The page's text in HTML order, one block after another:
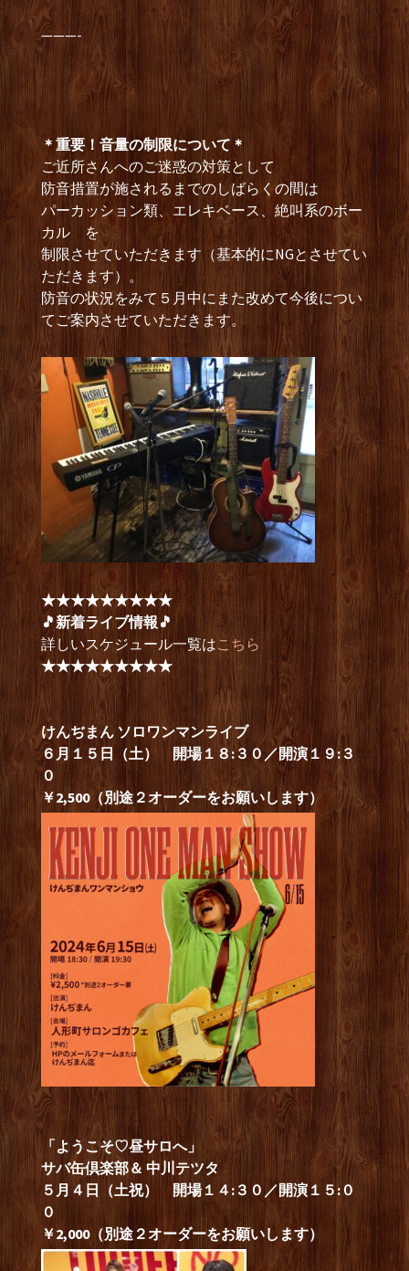
———-
＊重要！音量の制限について＊
ご近所さんへのご迷惑の対策として
防音措置が施されるまでのしばらくの間は
パーカッション類、エレキベース、絶叫系のボー
カル を
制限させていただきます（基本的にNGとさせてい
ただきます）。
防音の状況をみて５月中にまた改めて今後につい
てご案内させていただきます。
★★★★★★★★★
🎵新着ライブ情報🎵
詳しいスケジュール一覧はこちら
★★★★★★★★★
けんぢまん ソロワンマンライブ
６月１５日（土） 開場１８:３０／開演１９:３
０
￥2,500（別途２オーダーをお願いします）
「ようこそ♡昼サロへ」
サバ缶倶楽部＆ 中川テツタ
５月４日（土祝） 開場１４:３０／開演１５:０
０
￥2,000（別途２オーダーをお願いします）